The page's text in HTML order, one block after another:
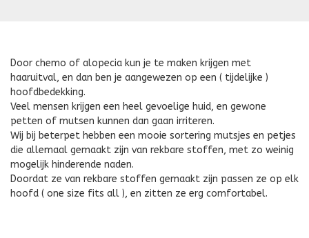
Door chemo of alopecia kun je te maken krijgen met
haaruitval, en dan ben je aangewezen op een ( tijdelijke )
hoofdbedekking.
Veel mensen krijgen een heel gevoelige huid, en gewone
petten of mutsen kunnen dan gaan irriteren.
Wij bij beterpet hebben een mooie sortering mutsjes en petjes
die allemaal gemaakt zijn van rekbare stoffen, met zo weinig
mogelijk hinderende naden.
Doordat ze van rekbare stoffen gemaakt zijn passen ze op elk
hoofd ( one size fits all ), en zitten ze erg comfortabel.